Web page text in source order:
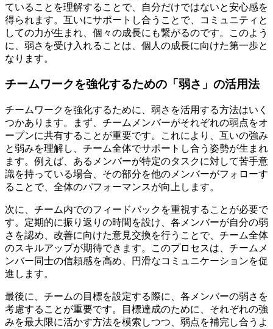
ていることを理解することで、自分だけではないと安心感を
得られます。互いにサポートし合うことで、コミュニティと
しての力が生まれ、個々の成長にも繋がるのです。このよう
に、弱さを受け入れることは、個人の成長に向けた第一歩と
なります。
チームワークを強化するための「弱さ」の活用法
チームワークを強化するために、弱さを活用する方法はいく
つかあります。まず、チームメンバーがそれぞれの弱点をオ
ープンに共有することが重要です。これにより、互いの強み
と弱みを理解し、チーム全体でサポートし合う姿勢が生まれ
ます。例えば、あるメンバーが特定のタスクに対して苦手意
識を持っている場合、その部分を他のメンバーがフォローす
ることで、全体のパフォーマンスが向上します。
次に、チーム内でのフィードバックを重視することが必要で
す。定期的に振り返りの時間を設け、各メンバーが自分の弱
さを認め、改善に向けた意見交換を行うことで、チーム全体
のスキルアップが期待できます。このプロセスは、チームメ
ンバー同士の信頼感を高め、円滑なコミュニケーションを促
進します。
最後に、チームの目標を設定する際に、各メンバーの弱さを
考慮することが重要です。目標達成のために、それぞれの強
みを最大限に活かす方法を模索しつつ、弱点を補完し合うよ